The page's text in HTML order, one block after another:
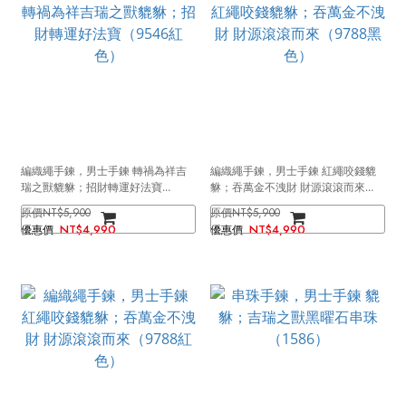
編織繩手鍊，男士手鍊 轉禍為祥吉
瑞之獸貔貅；招財轉運好法寶
（9546紅色）
NT$5,900
NT$4,990
編織繩手鍊，男士手鍊 紅繩咬錢貔
貅；吞萬金不洩財 財源滾滾而來
（9788黑色）
NT$5,900
NT$4,990